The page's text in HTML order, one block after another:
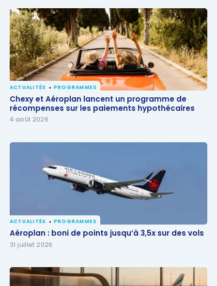
Chexy et Aéroplan lancent un programme de
récompenses sur les paiements hypothécaires
ACTUALITÉS PROGRAMMES
Chexy et Aéroplan lancent un programme de
récompenses sur les paiements hypothécaires
4 août 2026
Aéroplan : boni de points jusqu’à 3,5x sur des vols
ACTUALITÉS PROGRAMMES
Aéroplan : boni de points jusqu’à 3,5x sur des vols
31 juillet 2026